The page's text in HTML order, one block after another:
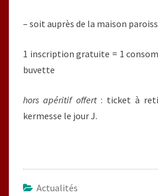
– soit auprès de la maison
1 inscription gratuite = 1
buvette
hors apéritif offert: ticket à
kermesse le jour J.
Actualités